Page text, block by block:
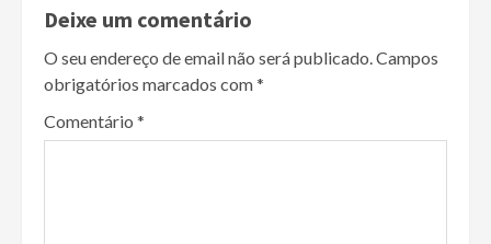
Deixe um comentário
O seu endereço de email não será publicado.Campos
obrigatórios marcados com*
Comentário *